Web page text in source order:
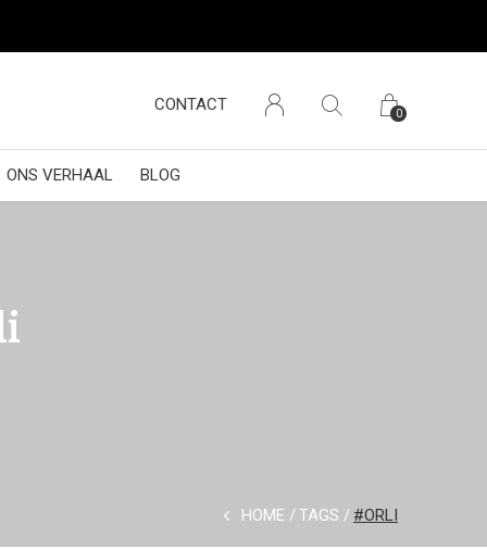
ONS VERHAAL BLOG
CONTACT 0
HOME TAGS #ORLI